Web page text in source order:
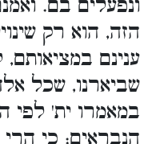
ונפעלים בם.
הזה, הוא רק
ענינם במציאותם,
שביארנו, שכל
במאמרו ית' לפי